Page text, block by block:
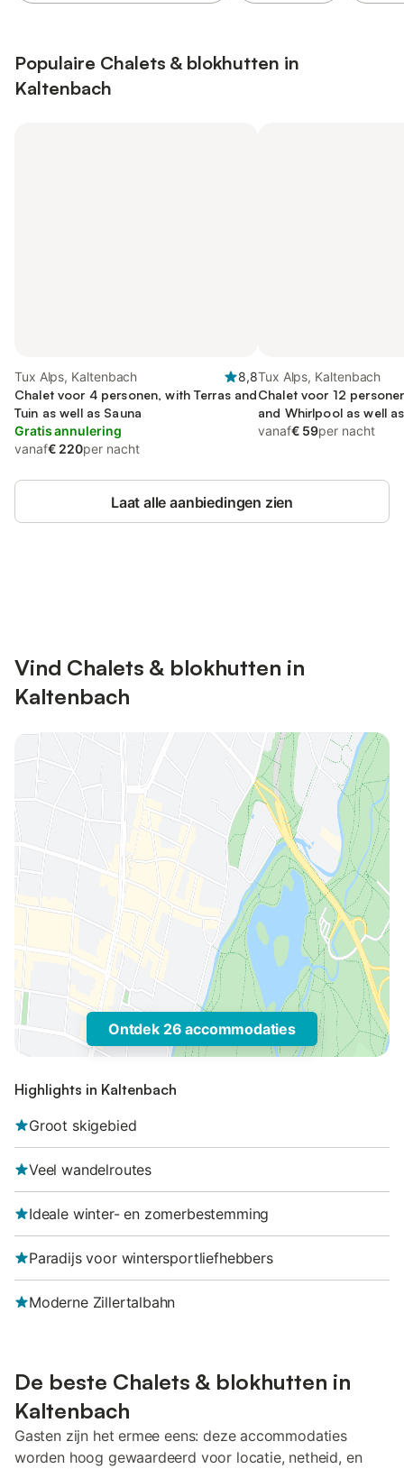
Populaire Chalets & blokhutten in
Kaltenbach
Tux Alps, Kaltenbach
8,8
Chalet voor 4 personen, with Terras and
Tuin as well as Sauna
Gratis annulering
vanaf€ 220per nacht
Tux Alps, Kaltenbach
Chalet voor 12
and Whirlpool as well
vanaf€ 59per nacht
Laat alle aanbiedingen zien
Vind Chalets & blokhutten in
Kaltenbach
Ontdek 26 accommodaties
Highlights in Kaltenbach
Groot skigebied
Veel wandelroutes
Ideale winter- en zomerbestemming
Paradijs voor wintersportliefhebbers
Moderne Zillertalbahn
De beste Chalets & blokhutten in
Kaltenbach
Gasten zijn het ermee eens: deze accommodaties
worden hoog gewaardeerd voor locatie, netheid, en